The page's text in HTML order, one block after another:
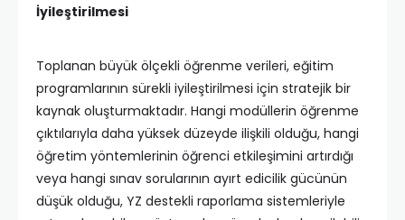
İyileştirilmesi
Toplanan büyük ölçekli öğrenme verileri, eğitim
programlarının sürekli iyileştirilmesi için stratejik bir
kaynak oluşturmaktadır. Hangi modüllerin öğrenme
çıktılarıyla daha yüksek düzeyde ilişkili olduğu, hangi
öğretim yöntemlerinin öğrenci etkileşimini artırdığı
veya hangi sınav sorularının ayırt edicilik gücünün
düşük olduğu, YZ destekli raporlama sistemleriyle